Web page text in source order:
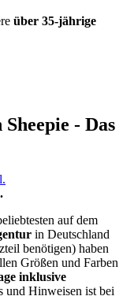
über 35-jährige
- Das
auf dem
in Deutschland
benötigen) haben
Größen und Farben
inklusive
und Hinweisen ist bei